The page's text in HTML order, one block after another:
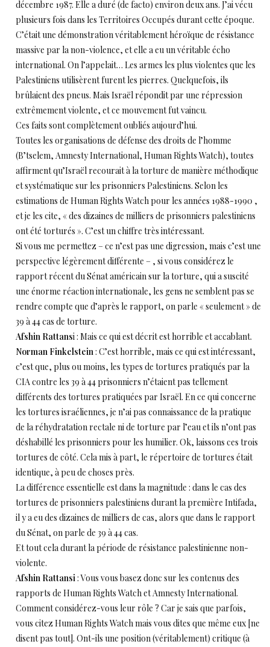
décembre 1987. Elle a duré (de facto) environ deux ans. J’ai vécu
plusieurs fois dans les Territoires Occupés durant cette époque.
C’était une démonstration véritablement héroïque de résistance
massive par la non-violence, et elle a eu un véritable écho
international. On l’appelait… Les armes les plus violentes que les
Palestiniens utilisèrent furent les pierres. Quelquefois, ils
brûlaient des pneus. Mais Israël répondit par une répression
extrêmement violente, et ce mouvement fut vaincu.
Ces faits sont complètement oubliés aujourd’hui.
Toutes les organisations de défense des droits de l’homme
(B’tselem, Amnesty International, Human Rights Watch), toutes
affirment qu’Israël recourait à la torture de manière méthodique
et systématique sur les prisonniers Palestiniens. Selon les
estimations de Human Rights Watch pour les années 1988-1990 ,
et je les cite, « des dizaines de milliers de prisonniers palestiniens
ont été torturés ». C’est un chiffre très intéressant.
Si vous me permettez – ce n’est pas une digression, mais c’est une
perspective légèrement différente – , si vous considérez le
rapport récent du Sénat américain sur la torture, qui a suscité
une énorme réaction internationale, les gens ne semblent pas se
rendre compte que d’après le rapport, on parle « seulement » de
39 à 44 cas de torture.
Afshin Rattansi : Mais ce qui est décrit est horrible et accablant.
Norman Finkelstein: C’est horrible, mais ce qui est intéressant,
c’est que, plus ou moins, les types de tortures pratiqués par la
CIA contre les 39 à 44 prisonniers n’étaient pas tellement
différents des tortures pratiquées par Israël. En ce qui concerne
les tortures israéliennes, je n’ai pas connaissance de la pratique
de la réhydratation rectale ni de torture par l’eau et ils n’ont pas
déshabillé les prisonniers pour les humilier. Ok, laissons ces trois
tortures de côté. Cela mis à part, le répertoire de tortures était
identique, à peu de choses près.
La différence essentielle est dans la magnitude : dans le cas des
tortures de prisonniers palestiniens durant la première Intifada,
il y a eu des dizaines de milliers de cas, alors que dans le rapport
du Sénat, on parle de 39 à 44 cas.
Et tout cela durant la période de résistance palestinienne non-
violente.
Afshin Rattansi: Vous vous basez donc sur les contenus des
rapports de Human Rights Watch et Amnesty International.
Comment considérez-vous leur rôle ? Car je sais que parfois,
vous citez Human Rights Watch mais vous dites que même eux [ne
disent pas tout]. Ont-ils une position (véritablement) critique (à